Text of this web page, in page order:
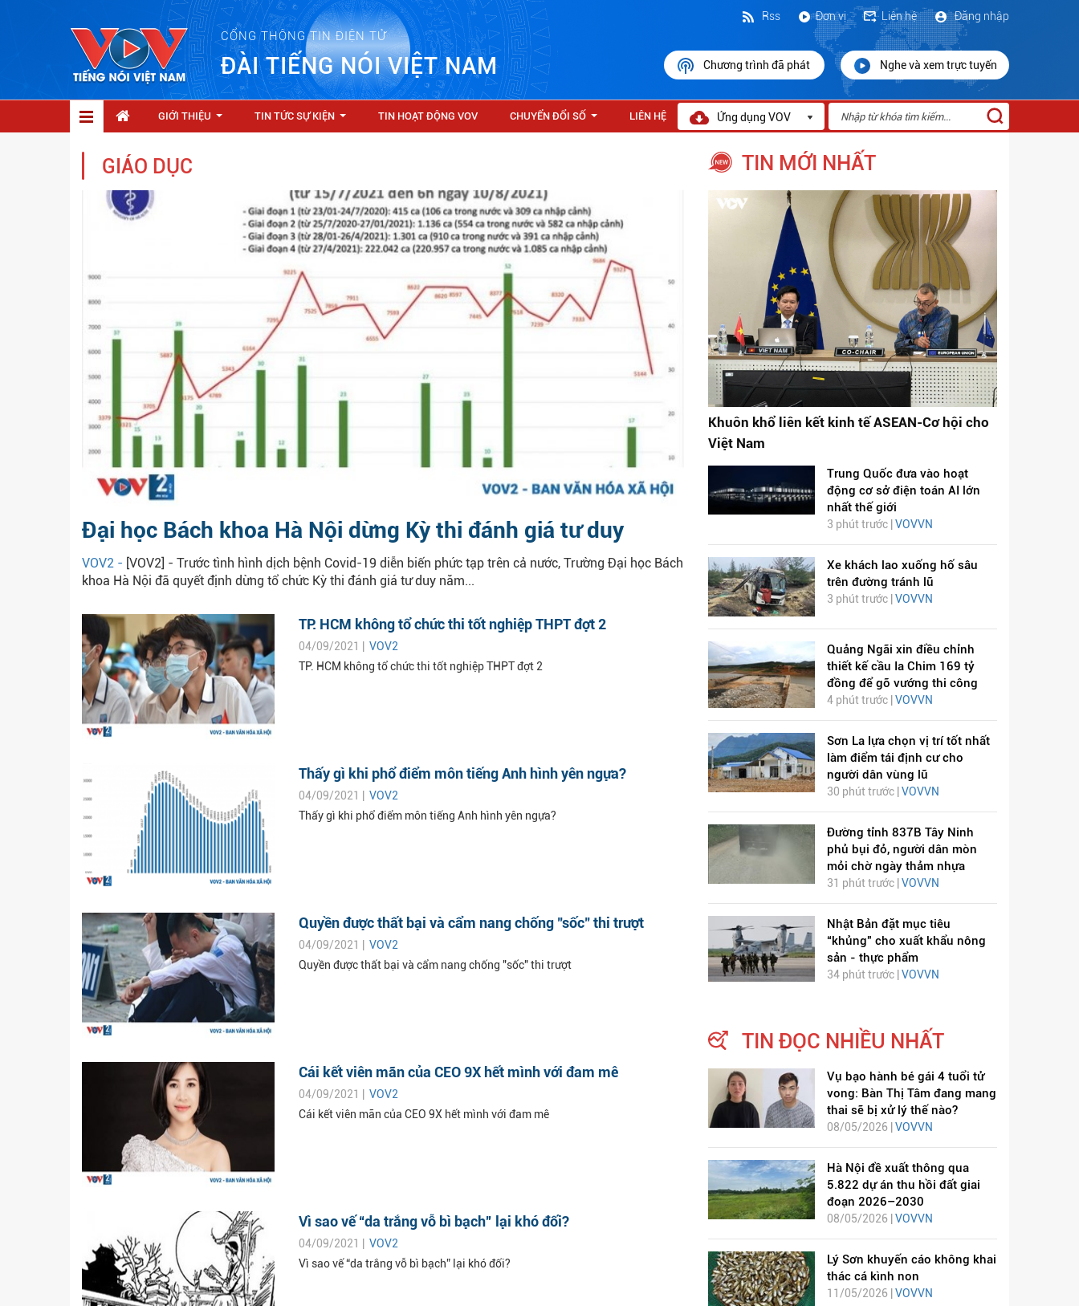
CỔNG THÔNG TIN ĐIỆN TỬ
ĐÀI TIẾNG NÓI VIỆT NAM
Đăng nhập
Liên hệ
Đơn vị
Rss
Chương trình đã phát Nghe và xem trực tuyến
GIỚI THIỆU TIN TỨC SỰ KIỆN TIN HOẠT ĐỘNG VOV CHUYỂN ĐỔI SỐ LIÊN HỆ Ứng dụng VOV
GIÁO DỤC
Đại học Bách khoa Hà Nội dừng Kỳ thi đánh giá tư duy
VOV2 - [VOV2] - Trước tình hình dịch bệnh Covid-19 diễn biến phức tạp trên cả nước, Trường Đại học Bách
khoa Hà Nội đã quyết định dừng tổ chức Kỳ thi đánh giá tư duy năm...
TP. HCM không tổ chức thi tốt nghiệp THPT đợt 2
04/09/2021 | VOV2
TP. HCM không tổ chức thi tốt nghiệp THPT đợt 2
Thấy gì khi phổ điểm môn tiếng Anh hình yên ngựa?
04/09/2021 | VOV2
Thấy gì khi phổ điểm môn tiếng Anh hình yên ngựa?
Quyền được thất bại và cẩm nang chống "sốc" thi trượt
04/09/2021 | VOV2
Quyền được thất bại và cẩm nang chống "sốc" thi trượt
Cái kết viên mãn của CEO 9X hết mình với đam mê
04/09/2021 | VOV2
Cái kết viên mãn của CEO 9X hết mình với đam mê
Vì sao vế “da trắng vỗ bì bạch” lại khó đối?
04/09/2021 | VOV2
Vì sao vế “da trắng vỗ bì bạch” lại khó đối?
TIN MỚI NHẤT
Khuôn khổ liên kết kinh tế ASEAN-Cơ hội cho
Việt Nam
Trung Quốc đưa vào hoạt
động cơ sở điện toán AI lớn
nhất thế giới
3 phút trước | VOVVN
Xe khách lao xuống hố sâu
trên đường tránh lũ
3 phút trước | VOVVN
Quảng Ngãi xin điều chỉnh
thiết kế cầu Ia Chim 169 tỷ
đồng để gỡ vướng thi công
4 phút trước | VOVVN
Sơn La lựa chọn vị trí tốt nhất
làm điểm tái định cư cho
người dân vùng lũ
30 phút trước | VOVVN
Đường tỉnh 837B Tây Ninh
phủ bụi đỏ, người dân mòn
mỏi chờ ngày thảm nhựa
31 phút trước | VOVVN
Nhật Bản đặt mục tiêu
“khủng” cho xuất khẩu nông
sản - thực phẩm
34 phút trước | VOVVN
TIN ĐỌC NHIỀU NHẤT
Vụ bạo hành bé gái 4 tuổi tử
vong: Bàn Thị Tâm đang mang
thai sẽ bị xử lý thế nào?
08/05/2026 | VOVVN
Hà Nội đề xuất thông qua
5.822 dự án thu hồi đất giai
đoạn 2026–2030
08/05/2026 | VOVVN
Lý Sơn khuyến cáo không khai
thác cá kình non
11/05/2026 | VOVVN